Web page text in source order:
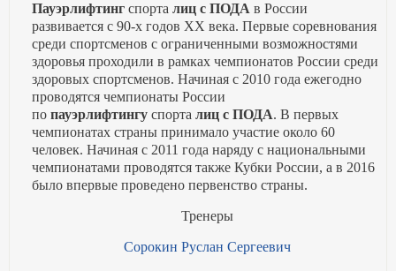
Пауэрлифтинг спорталиц с ПОДА в России
развивается с 90-х годов XX века. Первые соревнования
среди спортсменов с ограниченными возможностями
здоровья проходили в рамках чемпионатов России среди
здоровых спортсменов. Начиная с 2010 года ежегодно
проводятся чемпионаты России
попауэрлифтингу спорталиц с ПОДА. В первых
чемпионатах страны принимало участие около 60
человек. Начиная с 2011 года наряду с национальными
чемпионатами проводятся также Кубки России, а в 2016
было впервые проведено первенство страны.
Тренеры
Сорокин Руслан Сергеевич